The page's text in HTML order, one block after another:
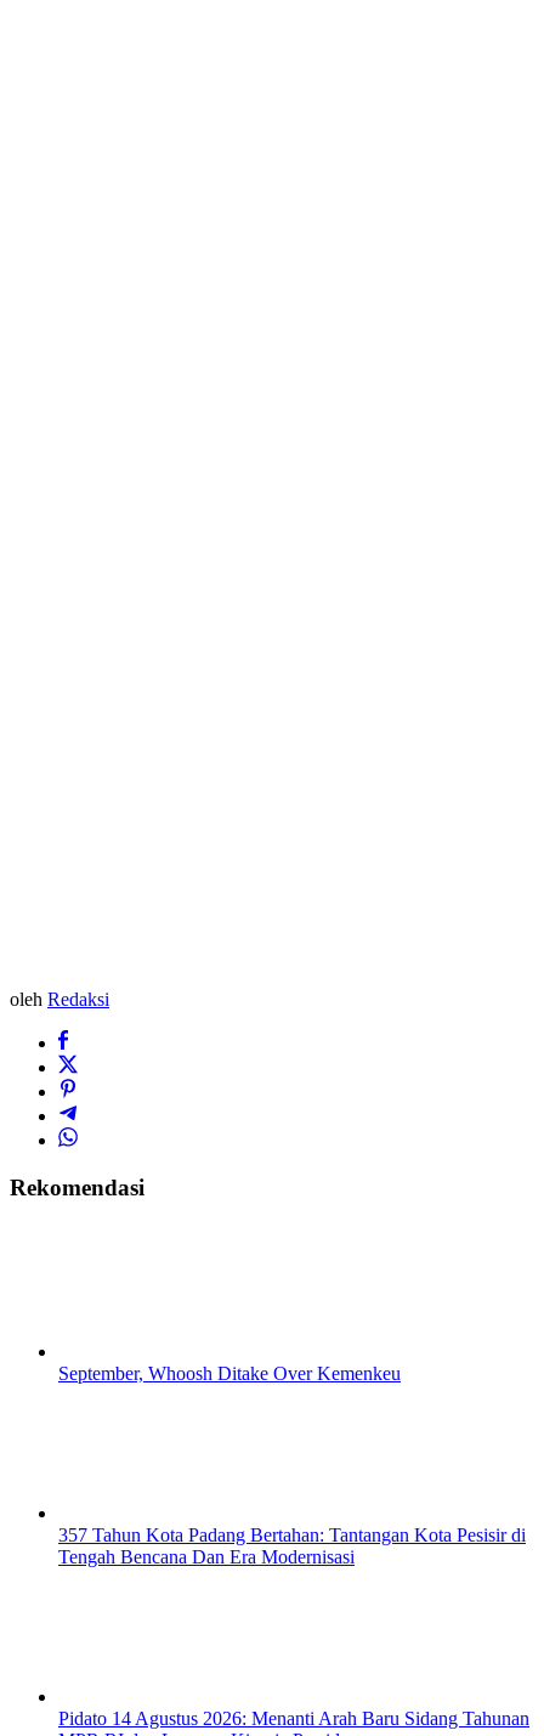
oleh Redaksi
Rekomendasi
September, Whoosh Ditake Over Kemenkeu
357 Tahun Kota Padang Bertahan: Tantangan Kota Pesisir di
Tengah Bencana Dan Era Modernisasi
Pidato 14 Agustus 2026: Menanti Arah Baru Sidang Tahunan